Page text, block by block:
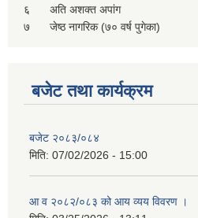
६
अति अशक्त अपांग
७
जेष्ठ नागरिक (७० वर्ष पुगेका)
बजेट तथा कार्यक्रम
बजेट २०८३/०८४
मिति: 07/02/2026 - 15:00
आ व २०८२/०८३ को आय व्यय विवरण ।